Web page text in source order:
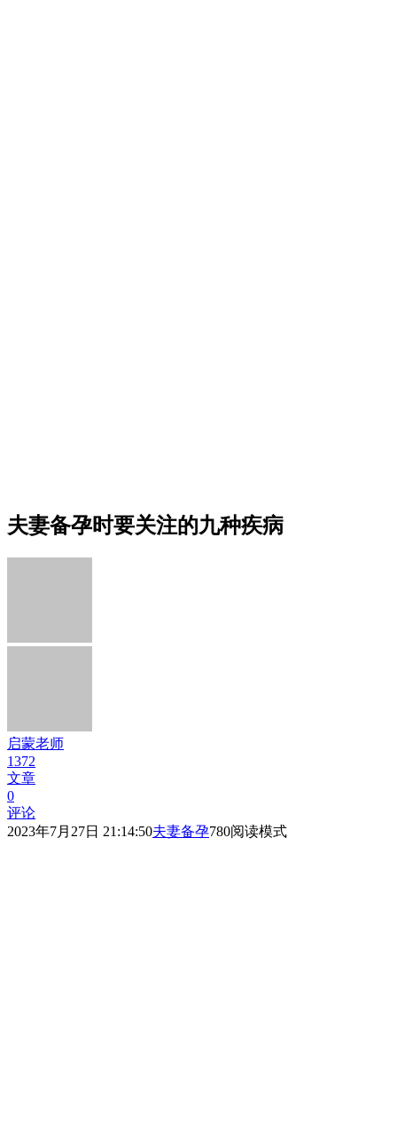
夫妻备孕时要关注的九种疾病
启蒙老师
1372
文章
0
评论
2023年7月27日 21:14:50夫妻备孕780阅读模式